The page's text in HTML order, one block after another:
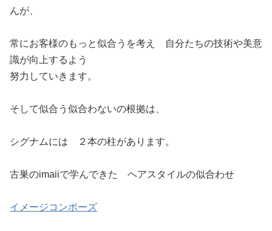
んが、
常にお客様のもっと似合うを考え 自分たちの技術や美意
識が向上するよう
努力していきます。
そして似合う似合わないの根拠は、
シグナムには ２本の柱があります。
古巣のimaiiで学んできた ヘアスタイルの似合わせ
イメージコンポーズ